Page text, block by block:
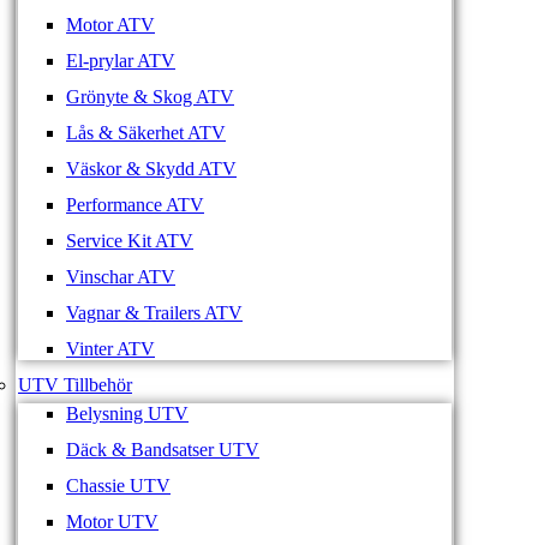
Motor ATV
El-prylar ATV
Grönyte & Skog ATV
Lås & Säkerhet ATV
Väskor & Skydd ATV
Performance ATV
Service Kit ATV
Vinschar ATV
Vagnar & Trailers ATV
Vinter ATV
UTV Tillbehör
Belysning UTV
Däck & Bandsatser UTV
Chassie UTV
Motor UTV